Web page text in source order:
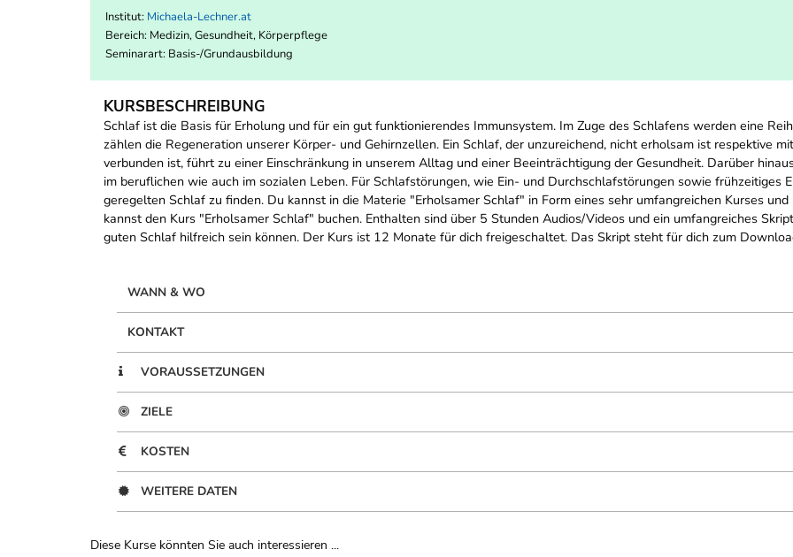
Institut: Michaela-Lechner.at
Bereich: Medizin, Gesundheit, Körperpflege
Seminarart: Basis-/Grundausbildung
KURSBESCHREIBUNG
Schlaf ist die Basis für Erholung und für ein gut funktionierendes Immunsystem. Im Zuge des Schlafens werden eine
zählen die Regeneration unserer Körper- und Gehirnzellen. Ein Schlaf, der unzureichend, nicht erholsam ist respektive
verbunden ist, führt zu einer Einschränkung in unserem Alltag und einer Beeinträchtigung der Gesundheit. Darüber
im beruflichen wie auch im sozialen Leben. Für Schlafstörungen, wie Ein- und Durchschlafstörungen sowie frühzeitiges
geregelten Schlaf zu finden. Du kannst in die Materie "Erholsamer Schlaf" in Form eines sehr umfangreichen Kurses
kannst den Kurs "Erholsamer Schlaf" buchen. Enthalten sind über 5 Stunden Audios/Videos und ein umfangreiches
guten Schlaf hilfreich sein können. Der Kurs ist 12 Monate für dich freigeschaltet. Das Skript steht für dich zum
WANN & WO
KONTAKT
VORAUSSETZUNGEN
ZIELE
KOSTEN
WEITERE DATEN
Diese Kurse könnten Sie auch interessieren ...